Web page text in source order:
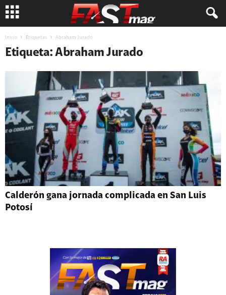
Inicio Etiquetas Abraham Jurado
Etiqueta: Abraham Jurado
Calderón gana jornada complicada en San Luis
Potosí